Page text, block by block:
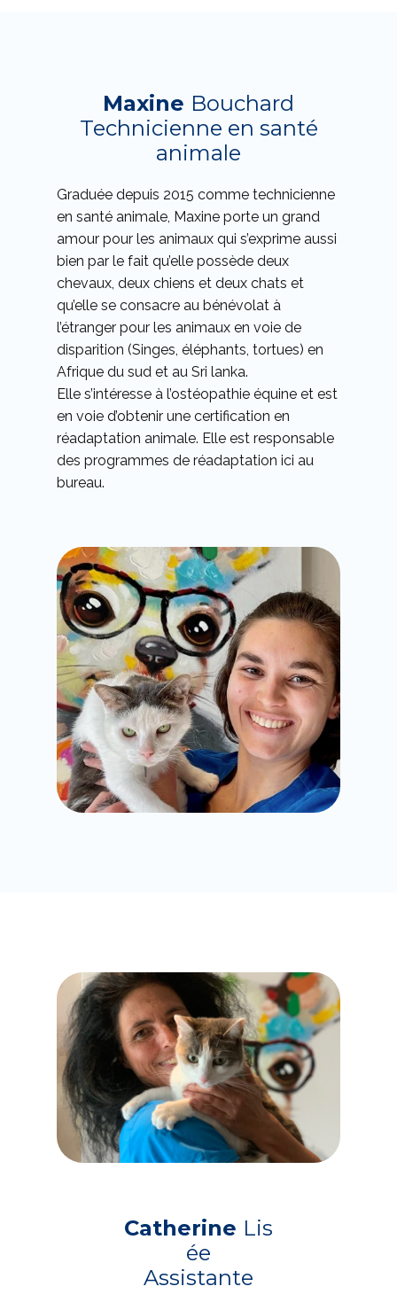
Maxine Bouchard
Technicienne en santé
animale
Graduée depuis 2015 comme technicienne
en santé animale, Maxine porte un grand
amour pour les animaux qui s’exprime aussi
bien par le fait qu’elle possède deux
chevaux, deux chiens et deux chats et
qu’elle se consacre au bénévolat à
l’étranger pour les animaux en voie de
disparition (Singes, éléphants, tortues) en
Afrique du sud et au Sri lanka.
Elle s’intéresse à l’ostéopathie équine et est
en voie d’obtenir une certification en
réadaptation animale. Elle est responsable
des programmes de réadaptation ici au
bureau.
Catherine Lis
ée
Assistante